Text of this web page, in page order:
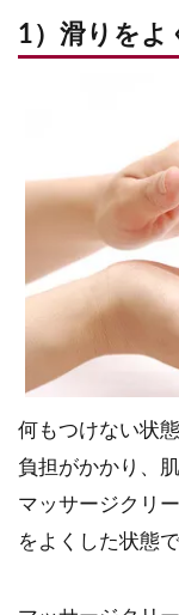
1）滑りをよ
何もつけない状
負担がかかり、
マッサージクリ
をよくした状態